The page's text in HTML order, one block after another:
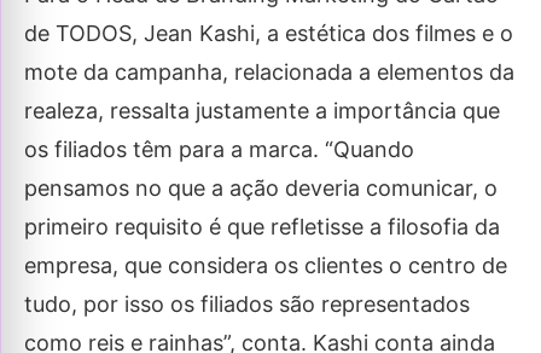
de TODOS, Jean Kashi, a estética dos filmes e o
mote da campanha, relacionada a elementos da
realeza, ressalta justamente a importância que
os filiados têm para a marca. “Quando
pensamos no que a ação deveria comunicar, o
primeiro requisito é que refletisse a filosofia da
empresa, que considera os clientes o centro de
tudo, por isso os filiados são representados
como reis e rainhas”, conta. Kashi conta ainda